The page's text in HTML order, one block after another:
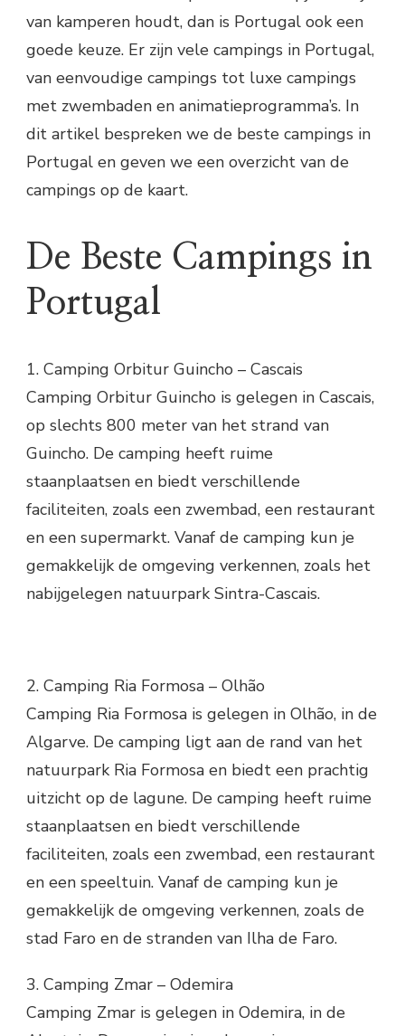
van kamperen houdt, dan is Portugal ook een
goede keuze. Er zijn vele campings in Portugal,
van eenvoudige campings tot luxe campings
met zwembaden en animatieprogramma’s. In
dit artikel bespreken we de beste campings in
Portugal en geven we een overzicht van de
campings op de kaart.
De Beste Campings in
Portugal
1. Camping Orbitur Guincho – Cascais
Camping Orbitur Guincho is gelegen in Cascais,
op slechts 800 meter van het strand van
Guincho. De camping heeft ruime
staanplaatsen en biedt verschillende
faciliteiten, zoals een zwembad, een restaurant
en een supermarkt. Vanaf de camping kun je
gemakkelijk de omgeving verkennen, zoals het
nabijgelegen natuurpark Sintra-Cascais.
2. Camping Ria Formosa – Olhão
Camping Ria Formosa is gelegen in Olhão, in de
Algarve. De camping ligt aan de rand van het
natuurpark Ria Formosa en biedt een prachtig
uitzicht op de lagune. De camping heeft ruime
staanplaatsen en biedt verschillende
faciliteiten, zoals een zwembad, een restaurant
en een speeltuin. Vanaf de camping kun je
gemakkelijk de omgeving verkennen, zoals de
stad Faro en de stranden van Ilha de Faro.
3. Camping Zmar – Odemira
Camping Zmar is gelegen in Odemira, in de